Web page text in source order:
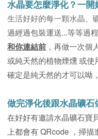
水晶要怎麼淨化？一開
生活好好的每一顆水晶、
過經過包裝運送...等等過程
和你連結前 ，再做一次個
或純天然的植物煙燻 或
確定是純天然的才可以呦
做完淨化後跟水晶礦石
在好好有邀請水晶礦石寶
上都會有 QRcode ，掃描